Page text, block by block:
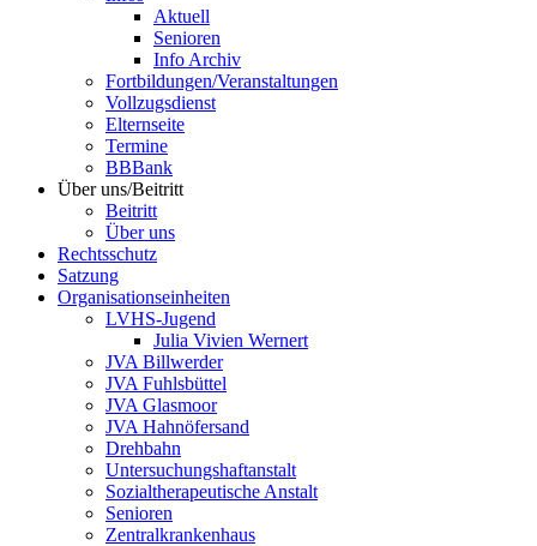
Aktuell
Senioren
Info Archiv
Fortbildungen/Veranstaltungen
Vollzugsdienst
Elternseite
Termine
BBBank
Über uns/Beitritt
Beitritt
Über uns
Rechtsschutz
Satzung
Organisationseinheiten
LVHS-Jugend
Julia Vivien Wernert
JVA Billwerder
JVA Fuhlsbüttel
JVA Glasmoor
JVA Hahnöfersand
Drehbahn
Untersuchungshaftanstalt
Sozialtherapeutische Anstalt
Senioren
Zentralkrankenhaus